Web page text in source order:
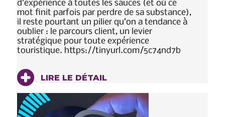
d’expérience à toutes les sauces (et où ce
mot finit parfois par perdre de sa substance),
il reste pourtant un pilier qu’on a tendance à
oublier : le parcours client, un levier
stratégique pour toute expérience
touristique. https://tinyurl.com/5c74nd7b
LIRE LE DÉTAIL